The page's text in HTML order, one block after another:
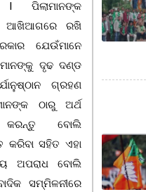
l ପିଲାମାନଙ୍କ
ଆଖିଆଗରେ ରଖି
ଯେଉଁମାନେ
ଦୃଢ ଦଣ୍ଡ
ଗ୍ରହଣ
ଠାରୁ ଅର୍ଥ
କରନ୍ତୁ ବୋଲି
କରିବା ସହିତ ଏହା
ଅପରାଧ ବୋଲି
ସମ୍ମିଳନୀରେ